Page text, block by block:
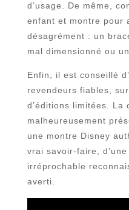
d’usage. De même,
enfant et montre pour
désagrément : un
mal dimensionné ou
Enfin, il est conseillé
revendeurs fiables,
d’éditions limitées. La
malheureusement
une montre Disney
vrai savoir-faire,
irréprochable
averti.